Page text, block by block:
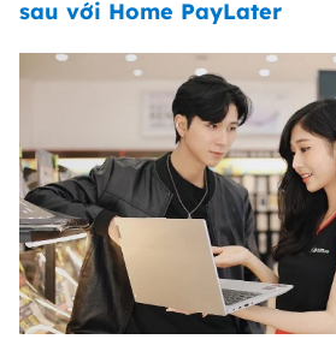
sau với Home PayLater